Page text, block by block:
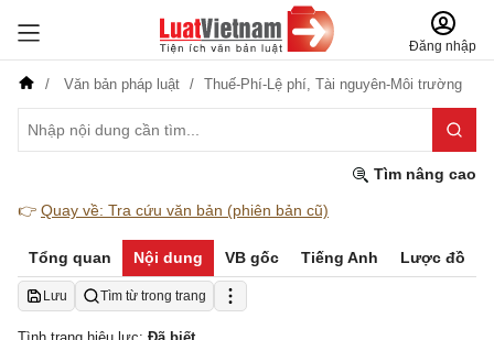
Đăng nhập
Văn bản pháp luật Thuế-Phí-Lệ phí, Tài nguyên-Môi trường
Tìm nâng cao
👉 Quay về: Tra cứu văn bản (phiên bản cũ)
Tổng quan Nội dung VB gốc Tiếng Anh Lược đồ
Lưu Tìm từ trong trang